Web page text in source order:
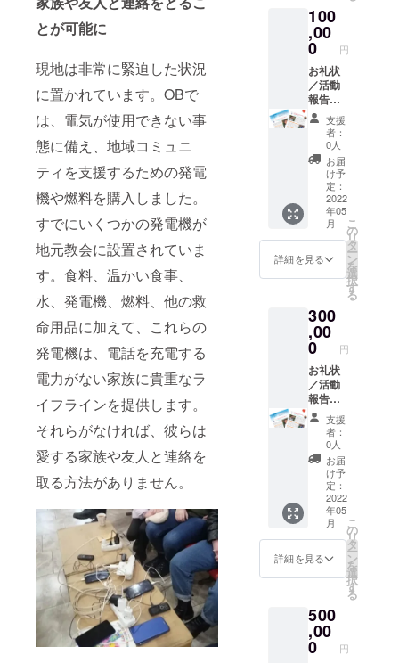
とが可能に
現地は非常に緊迫した状況
に置かれています。OBで
は、電気が使用できない事
態に備え、地域コミュニ
ティを支援するための発電
機や燃料を購入しました。
すでにいくつかの発電機が
地元教会に設置されていま
す。食料、温かい食事、
水、発電機、燃料、他の救
命用品に加えて、これらの
発電機は、電話を充電する
電力がない家族に貴重なラ
イフラインを提供します。
それらがなければ、彼らは
愛する家族や友人と連絡を
取る方法がありません。
程度郵
送）
100
,00
0 円
お礼状
／活動
報告／
寄付金
領収書
／メー
ルマガ
ジン
（月1回
程度
メール
配信）
／
ニュー
スレ
ター
程度郵
送）
支援
者：
0人
お届
け予
定：
2022
年05
月
詳細を見る
こ
の
リ
タ
ー
ン
を
選
択
す
る
300
,00
0 円
お礼状
／活動
報告／
寄付金
領収書
／メー
ルマガ
ジン
（月1回
程度
メール
配信）
／
ニュー
スレ
ター
程度郵
送）
支援
者：
0人
お届
け予
定：
2022
年05
月
詳細を見る
こ
の
リ
タ
ー
ン
を
選
択
す
る
500
,00
0 円